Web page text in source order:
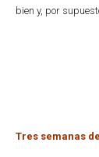
bien y, por
Tres semanas